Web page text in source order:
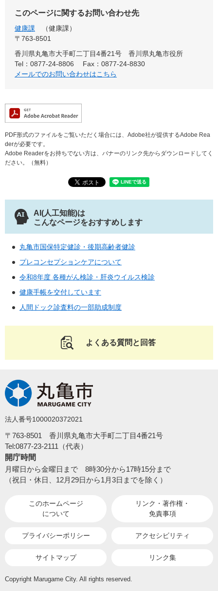
このページに関するお問い合わせ先
健康課
健康課
〒763-8501
香川県丸亀市大手町二丁目4番21号 香川県丸亀市役所
Tel：0877-24-8806
Fax：0877-24-8830
メールでのお問い合わせはこちら
PDF形式のファイルをご覧いただく場合には、Adobe社が提供するAdobe Rea
derが必要です。
Adobe Readerをお持ちでない方は、バナーのリンク先からダウンロードしてく
ださい。（無料）
AI(人工知能)は
こんなページをおすすめします
丸亀市国保特定健診・後期高齢者健診
プレコンセプションケアについて
令和8年度 各種がん検診・肝炎ウイルス検診
健康手帳を交付しています
人間ドック診査料の一部助成制度
よくある質問と回答
法人番号1000020372021
〒763-8501 香川県丸亀市大手町二丁目4番21号
Tel:0877-23-2111（代表）
開庁時間
月曜日から金曜日まで 8時30分から17時15分まで
（祝日・休日、12月29日から1月3日までを除く）
このホームページ
について
リンク・著作権・
免責事項
プライバシーポリシー アクセシビリティ
サイトマップ リンク集
Copyright Marugame City. All rights reserved.